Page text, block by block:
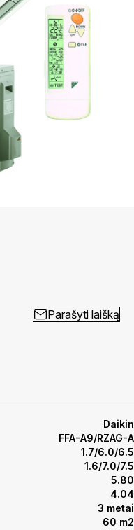
Parašyti laišką
Daikin
FFA-A9/RZAG-A
1.7/6.0/6.5
1.6/7.0/7.5
5.80
4.04
3 metai
60 m2